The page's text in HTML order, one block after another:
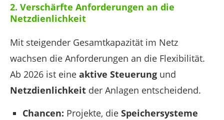
2. Verschärfte Anforderungen an die
Netzdienlichkeit
Mit steigender Gesamtkapazität im Netz
wachsen die Anforderungen an die Flexibilität.
Ab 2026 ist eine aktive Steuerung und
Netzdienlichkeit der Anlagen entscheidend.
Chancen: Projekte, die Speichersysteme